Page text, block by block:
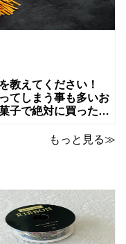
教えてください！
てしまう事も多いお
子で絶対に買った方
もっと見る≫